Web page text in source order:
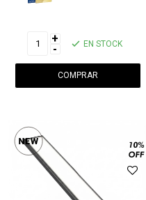
+
- EN STOCK